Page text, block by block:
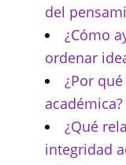
del
¿Cómo
ordenar
¿Por
académica?
¿Qué
integridad